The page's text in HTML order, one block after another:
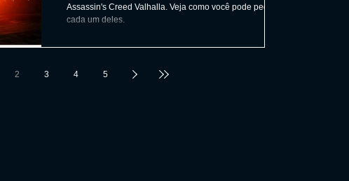
Assassin's Creed Valhalla. Veja como você pode pegar
cada um deles.
2 3 4 5